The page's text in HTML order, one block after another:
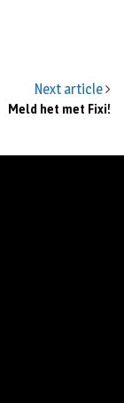
Next article
Meld het met Fixi!